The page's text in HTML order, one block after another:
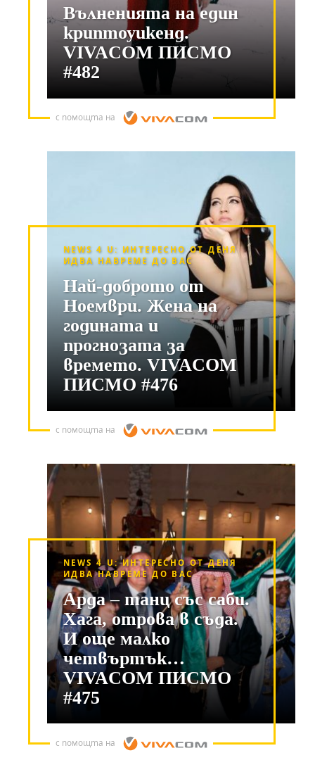
Вълненията на един
криптоуикенд.
VIVACOM ПИСМО
#482
с помощта на
NEWS 4 U: ИНТЕРЕСНО ОТ ДЕНЯ
ИДВА НАВРЕМЕ ДО ВАС
Най-доброто от
Ноември. Жена на
годината и
прогнозата за
времето. VIVACOM
ПИСМО #476
с помощта на
NEWS 4 U: ИНТЕРЕСНО ОТ ДЕНЯ
ИДВА НАВРЕМЕ ДО ВАС
Арда – танц със саби.
Хага, отрова в съда.
И още малко
четвъртък…
VIVACOM ПИСМО
#475
с помощта на